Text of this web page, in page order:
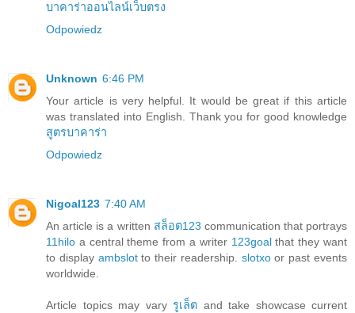
บาคาร่าออนไลน์เว็บตรง
Odpowiedz
Unknown 6:46 PM
Your article is very helpful. It would be great if this article
was translated into English. Thank you for good knowledge
สูตรบาคาร่า
Odpowiedz
Nigoal123 7:40 AM
An article is a written สล็อต123 communication that portrays
11hilo a central theme from a writer 123goalthat they want
to display ambslotto their readership. slotxoor past events
worldwide.
Article topics may vary รูเล็ต and take showcase current